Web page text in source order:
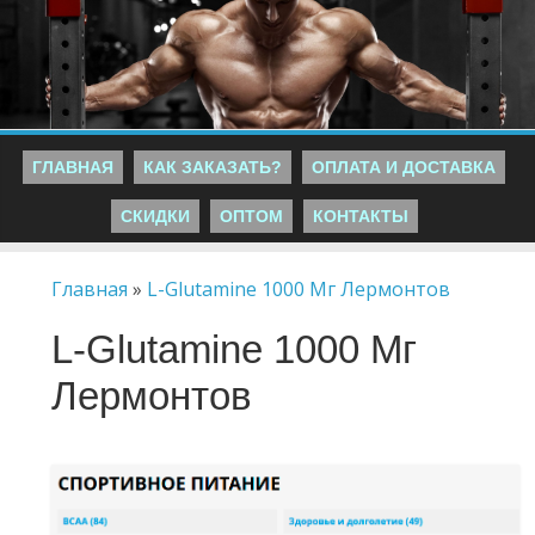
ГЛАВНАЯ КАК ЗАКАЗАТЬ? ОПЛАТА И ДОСТАВКА
СКИДКИ ОПТОМ КОНТАКТЫ
Главная » L-Glutamine 1000 Мг Лермонтов
L-Glutamine 1000 Мг
Лермонтов